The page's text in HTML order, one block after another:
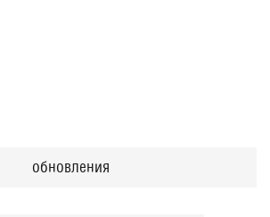
обновления